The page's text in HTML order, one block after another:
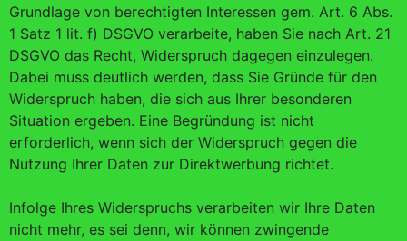
Grundlage von berechtigten Interessen gem. Art. 6 Abs.
1 Satz 1 lit. f) DSGVO verarbeite, haben Sie nach Art. 21
DSGVO das Recht, Widerspruch dagegen einzulegen.
Dabei muss deutlich werden, dass Sie Gründe für den
Widerspruch haben, die sich aus Ihrer besonderen
Situation ergeben. Eine Begründung ist nicht
erforderlich, wenn sich der Widerspruch gegen die
Nutzung Ihrer Daten zur Direktwerbung richtet.
Infolge Ihres Widerspruchs verarbeiten wir Ihre Daten
nicht mehr, es sei denn, wir können zwingende